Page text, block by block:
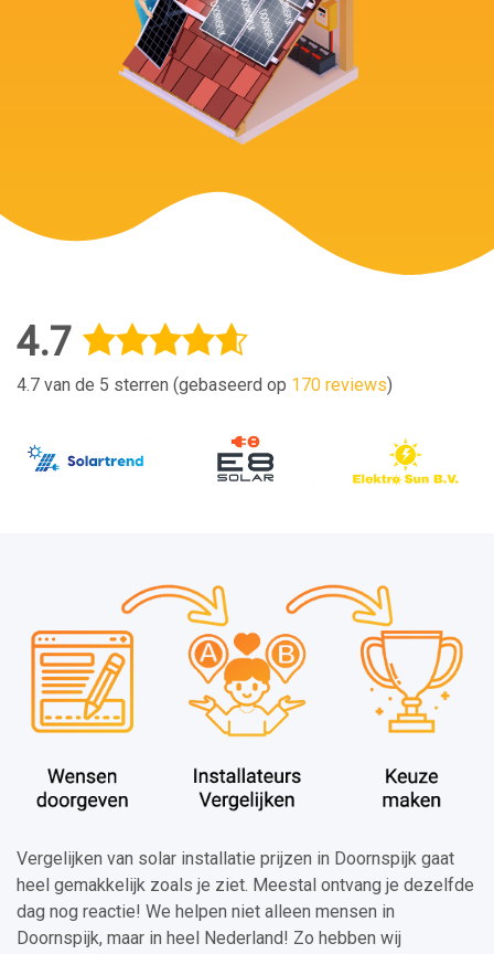
4.7
4.7 van de 5 sterren (gebaseerd op 170 reviews)
Vergelijken van solar installatie prijzen in Doornspijk gaat
heel gemakkelijk zoals je ziet. Meestal ontvang je dezelfde
dag nog reactie! We helpen niet alleen mensen in
Doornspijk, maar in heel Nederland! Zo hebben wij